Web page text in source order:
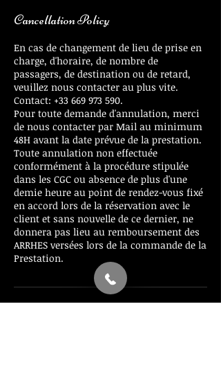
Cancellation Policy
En cas de changement de lieu de prise en
charge, d'horaire, de nombre de
passagers, de destination ou de retard,
veuillez nous contacter au plus vite.
Contact: +33 669 973 590.
Pour toute demande d'annulation, merci
de nous contacter par Mail au minimum
48H avant la date prévue de la prestation.
Toute annulation non effectuée
conformément à la procédure stipulée
dans les CGC ou absence de plus d'une
demie heure au point de rendez-vous fixé
en accord lors de la réservation avec le
client et sans nouvelle de ce dernier, ne
donnera pas lieu au remboursement des
ARRHES versées lors de la commande de la
Prestation.